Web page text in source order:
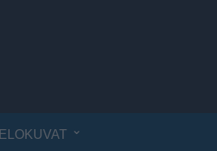
ELOKUVAT